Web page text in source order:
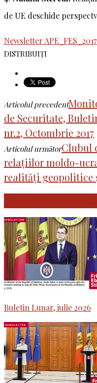
de UE deschide
Newsletter
DISTRIBUIȚI
Articolul precedent
de Securitate,
nr.2, Octombrie 2017
Articolul următorClubul
relațiilor moldo-
realități geopolitice
Buletin Lunar, iulie 2026